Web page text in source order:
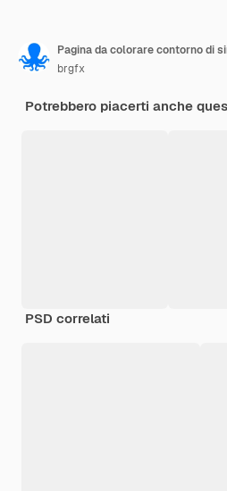
Pagina da colorare contorno di
brgfx
Potrebbero piacerti anche
PSD correlati